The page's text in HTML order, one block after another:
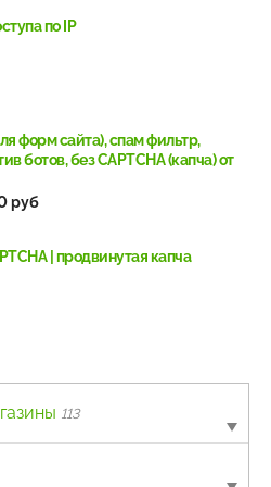
113
по IP
форм сайта), спам фильтр,
ботов, без CAPTCHA (капча) от
руб
| продвинутая капча